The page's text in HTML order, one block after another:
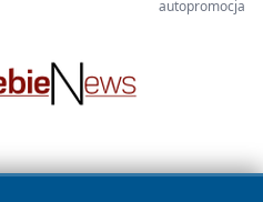
autopromocja